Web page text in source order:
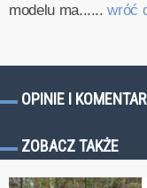
modelu ma......wróć
OPINIE I
ZOBACZ TAKŻE